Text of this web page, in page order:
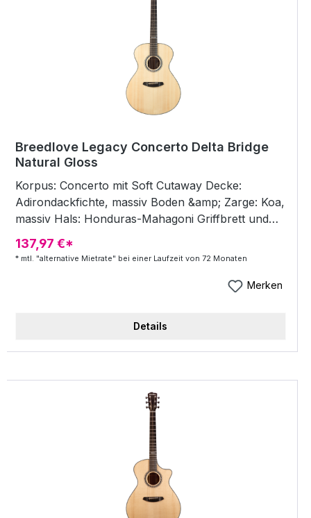
Breedlove Legacy Concerto Delta Bridge
Natural Gloss
Korpus: Concerto mit Soft Cutaway Decke:
Adirondackfichte, massiv Boden &amp; Zarge: Koa,
massiv Hals: Honduras-Mahagoni Griffbrett und
Steg: Ebenholz Griffbrett-Inlays: Dots / Legacy
Knot Purfling: Synth. Perlmutt (Mother of Pearl)
381 Chrome Bünde: 20 Sattel / Stegeinlage:
648 mm Sound Optimized Preamp: LR Baggs
Finish: Natural Gloss Neck Finish: Hand-rubbed
137,97 €*
* mtl. "alternative Mietrate" bei einer Laufzeit von 72 Monaten
Merken
Details